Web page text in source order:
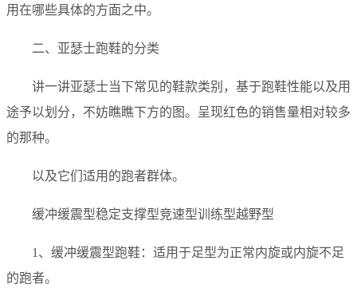
用在哪些具体的方面之中。
二、亚瑟士跑鞋的分类
讲一讲亚瑟士当下常见的鞋款类别，基于跑鞋性能以及用
途予以划分，不妨瞧瞧下方的图。呈现红色的销售量相对较多
的那种。
以及它们适用的跑者群体。
缓冲缓震型稳定支撑型竞速型训练型越野型
1、缓冲缓震型跑鞋：适用于足型为正常内旋或内旋不足
的跑者。